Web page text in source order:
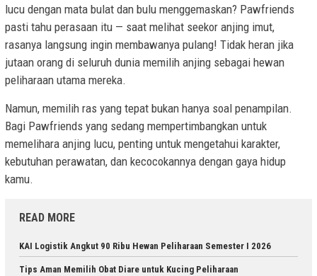
lucu dengan mata bulat dan bulu menggemaskan? Pawfriends
pasti tahu perasaan itu — saat melihat seekor anjing imut,
rasanya langsung ingin membawanya pulang! Tidak heran jika
jutaan orang di seluruh dunia memilih anjing sebagai hewan
peliharaan utama mereka.
Namun, memilih ras yang tepat bukan hanya soal penampilan.
Bagi Pawfriends yang sedang mempertimbangkan untuk
memelihara anjing lucu, penting untuk mengetahui karakter,
kebutuhan perawatan, dan kecocokannya dengan gaya hidup
kamu.
READ MORE
KAI Logistik Angkut 90 Ribu Hewan Peliharaan Semester I 2026
Tips Aman Memilih Obat Diare untuk Kucing Peliharaan